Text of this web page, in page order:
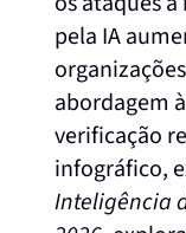
pela IA
abordagem
verificação
infográfico,
Inteligência